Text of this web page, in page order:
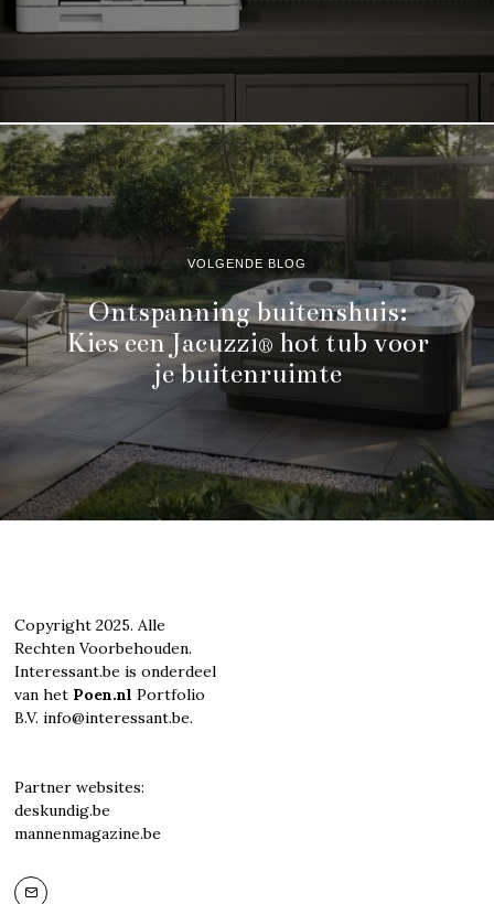
VOLGENDE BLOG
Ontspanning buitenshuis:
Kies een Jacuzzi® hot tub voor
je buitenruimte
Copyright 2025. Alle
Rechten Voorbehouden.
Interessant.be is onderdeel
van het Poen.nl Portfolio
B.V. info@interessant.be.
Partner websites:
deskundig.be
mannenmagazine.be